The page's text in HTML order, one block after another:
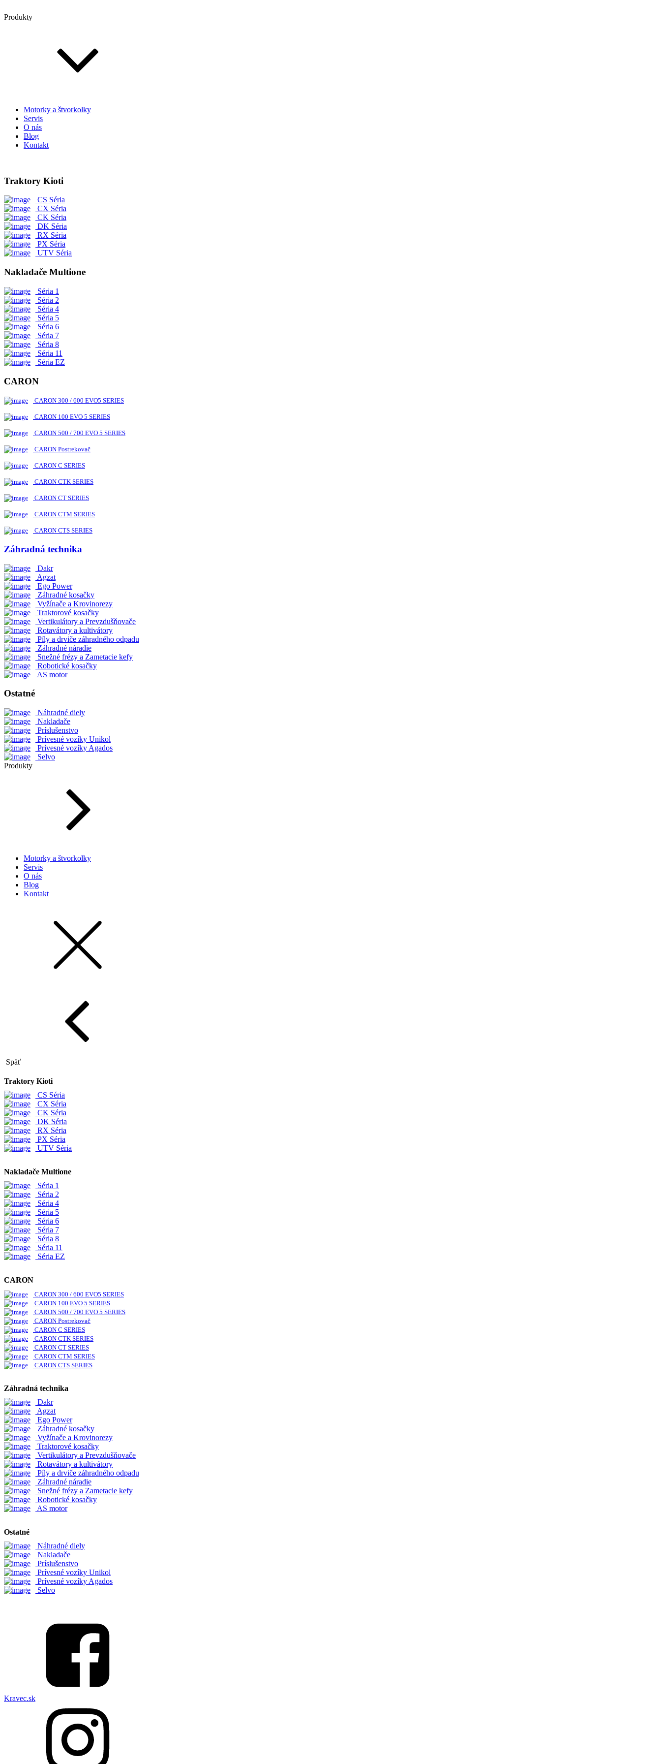
Produkty
Motorky a štvorkolky
Servis
O nás
Blog
Kontakt
Traktory Kioti
CS Séria
CX Séria
CK Séria
DK Séria
RX Séria
PX Séria
UTV Séria
Nakladače Multione
Séria 1
Séria 2
Séria 4
Séria 5
Séria 6
Séria 7
Séria 8
Séria 11
Séria EZ
CARON
CARON 300 / 600 EVO5 SERIES
CARON 100 EVO 5 SERIES
CARON 500 / 700 EVO 5 SERIES
CARON Postrekovač
CARON C SERIES
CARON CTK SERIES
CARON CT SERIES
CARON CTM SERIES
CARON CTS SERIES
Záhradná technika
Dakr
Agzat
Ego Power
Záhradné kosačky
Vyžínače a Krovinorezy
Traktorové kosačky
Vertikulátory a Prevzdušňovače
Rotavátory a kultivátory
Píly a drviče záhradného odpadu
Záhradné náradie
Snežné frézy a Zametacie kefy
Robotické kosačky
AS motor
Ostatné
Náhradné diely
Nakladače
Príslušenstvo
Prívesné vozíky Unikol
Prívesné vozíky Agados
Selvo
Produkty
Motorky a štvorkolky
Servis
O nás
Blog
Kontakt
Späť
Traktory Kioti
CS Séria
CX Séria
CK Séria
DK Séria
RX Séria
PX Séria
UTV Séria
Nakladače Multione
Séria 1
Séria 2
Séria 4
Séria 5
Séria 6
Séria 7
Séria 8
Séria 11
Séria EZ
CARON
CARON 300 / 600 EVO5 SERIES
CARON 100 EVO 5 SERIES
CARON 500 / 700 EVO 5 SERIES
CARON Postrekovač
CARON C SERIES
CARON CTK SERIES
CARON CT SERIES
CARON CTM SERIES
CARON CTS SERIES
Záhradná technika
Dakr
Agzat
Ego Power
Záhradné kosačky
Vyžínače a Krovinorezy
Traktorové kosačky
Vertikulátory a Prevzdušňovače
Rotavátory a kultivátory
Píly a drviče záhradného odpadu
Záhradné náradie
Snežné frézy a Zametacie kefy
Robotické kosačky
AS motor
Ostatné
Náhradné diely
Nakladače
Príslušenstvo
Prívesné vozíky Unikol
Prívesné vozíky Agados
Selvo
Kravec.sk